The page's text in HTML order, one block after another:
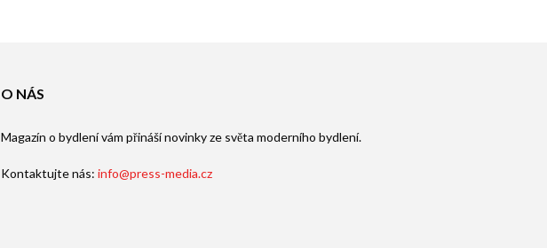
O NÁS
Magazín o bydlení vám přináší novinky ze světa moderního bydlení.
Kontaktujte nás: info@press-media.cz